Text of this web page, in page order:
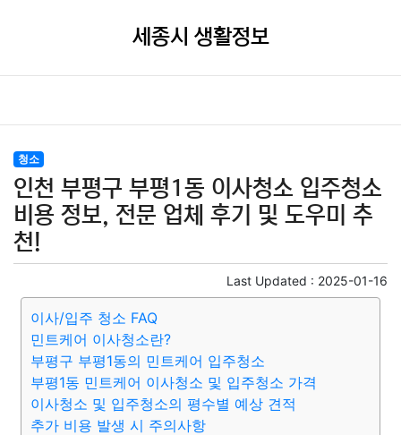
세종시 생활정보
청소
인천 부평구 부평1동 이사청소 입주청소
비용 정보, 전문 업체 후기 및 도우미 추
천!
Last Updated : 2025-01-16
이사/입주 청소 FAQ
민트케어 이사청소란?
부평구 부평1동의 민트케어 입주청소
부평1동 민트케어 이사청소 및 입주청소 가격
이사청소 및 입주청소의 평수별 예상 견적
추가 비용 발생 시 주의사항